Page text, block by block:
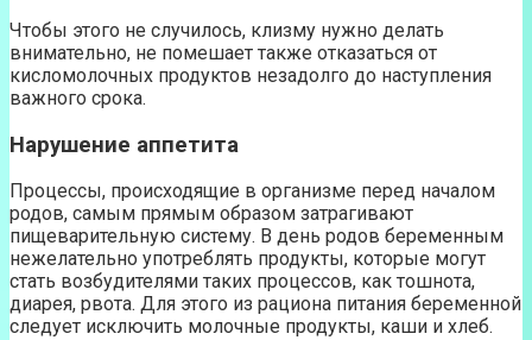
Чтобы этого не случилось, клизму нужно делать
внимательно, не помешает также отказаться от
кисломолочных продуктов незадолго до наступления
важного срока.
Нарушение аппетита
Процессы, происходящие в организме перед началом
родов, самым прямым образом затрагивают
пищеварительную систему. В день родов беременным
нежелательно употреблять продукты, которые могут
стать возбудителями таких процессов, как тошнота,
диарея, рвота. Для этого из рациона питания беременной
следует исключить молочные продукты, каши и хлеб.